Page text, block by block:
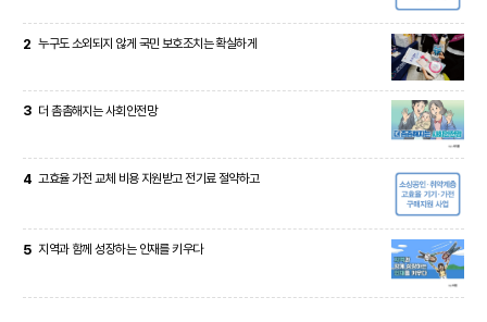
2 누구도 소외되지 않게 국민 보호조치는 확실하게
3 더 촘촘해지는 사회안전망
4 고효율 가전 교체 비용 지원받고 전기료 절약하고
5 지역과 함께 성장하는 인재를 키우다